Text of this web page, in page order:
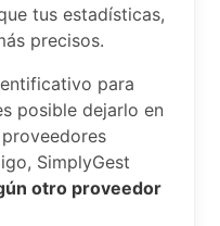
tus estadísticas,
precisos.
para
posible dejarlo en
SimplyGest
otro proveedor